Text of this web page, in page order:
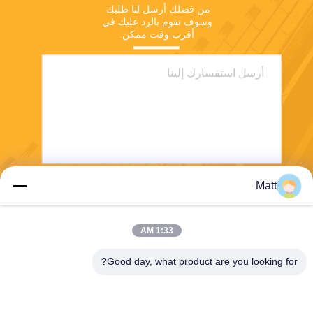
أقرب وقت ممكن.
Matt
1:33 AM
Good day, what product are you looking for?